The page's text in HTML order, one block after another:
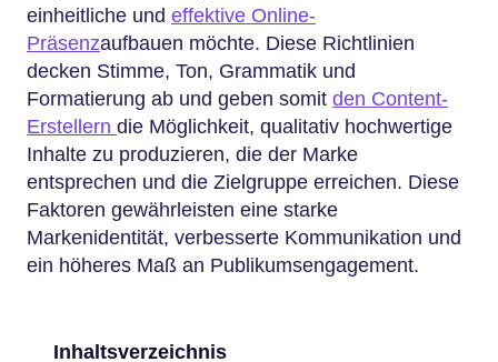
einheitliche und effektive Online-
Präsenzaufbauen möchte. Diese Richtlinien
decken Stimme, Ton, Grammatik und
Formatierung ab und geben somit den Content-
Erstellern die Möglichkeit, qualitativ hochwertige
Inhalte zu produzieren, die der Marke
entsprechen und die Zielgruppe erreichen. Diese
Faktoren gewährleisten eine starke
Markenidentität, verbesserte Kommunikation und
ein höheres Maß an Publikumsengagement.
Inhaltsverzeichnis